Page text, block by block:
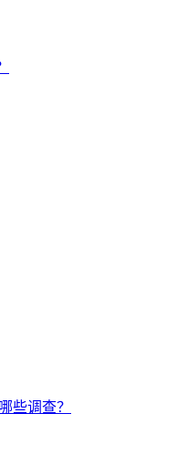
些调查？